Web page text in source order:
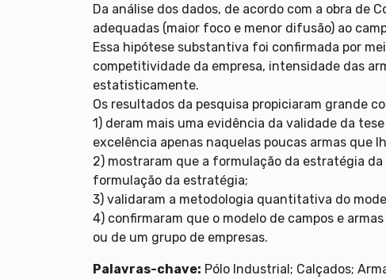
Da análise dos dados, de acordo com a obra de
adequadas (maior foco e menor difusão) ao
Essa hipótese substantiva foi confirmada por
competitividade da empresa, intensidade das
estatisticamente.
Os resultados da pesquisa propiciaram grande
1) deram mais uma evidência da validade da
excelência apenas naquelas poucas armas que
2) mostraram que a formulação da estratégia
formulação da estratégia;
3) validaram a metodologia quantitativa do
4) confirmaram que o modelo de campos e
ou de um grupo de empresas.
Palavras-chave: Pólo Industrial; Calçados;